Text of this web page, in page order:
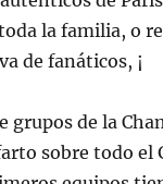
la familia, o
de fanáticos, ¡
grupos de la
sobre todo el